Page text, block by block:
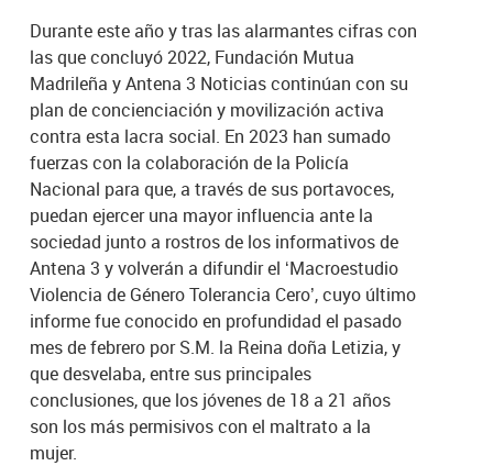
Durante este año y tras las alarmantes cifras con
las que concluyó 2022, Fundación Mutua
Madrileña y Antena 3 Noticias continúan con su
plan de concienciación y movilización activa
contra esta lacra social. En 2023 han sumado
fuerzas con la colaboración de la Policía
Nacional para que, a través de sus portavoces,
puedan ejercer una mayor influencia ante la
sociedad junto a rostros de los informativos de
Antena 3 y volverán a difundir el ‘Macroestudio
Violencia de Género Tolerancia Cero’, cuyo último
informe fue conocido en profundidad el pasado
mes de febrero por S.M. la Reina doña Letizia, y
que desvelaba, entre sus principales
conclusiones, que los jóvenes de 18 a 21 años
son los más permisivos con el maltrato a la
mujer.